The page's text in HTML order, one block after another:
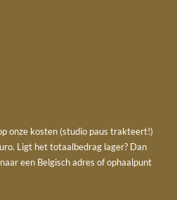
onze kosten (studio paus trakteert!)
Ligt het totaalbedrag lager? Dan
een Belgisch adres of ophaalpunt